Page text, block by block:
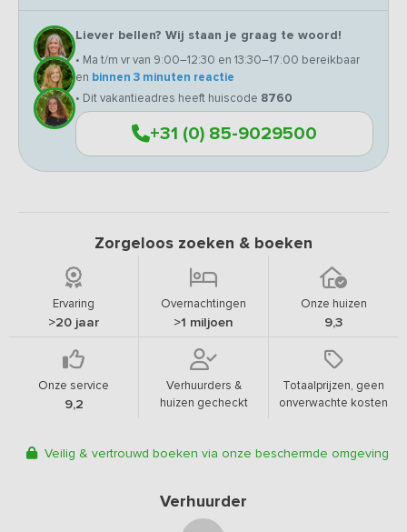
Liever bellen? Wij staan je graag te woord!
• Ma t/m vr van 9:00–12:30 en 13:30–17:00 bereikbaar
en binnen 3 minuten reactie
• Dit vakantieadres heeft huiscode 8760
+31 (0) 85-9029500
Zorgeloos zoeken & boeken
Ervaring
>20 jaar
Overnachtingen
>1 miljoen
Onze huizen
9,3
Onze service
9,2
Verhuurders &
huizen gecheckt
Totaalprijzen, geen
onverwachte kosten
Veilig & vertrouwd boeken via onze beschermde omgeving
Verhuurder